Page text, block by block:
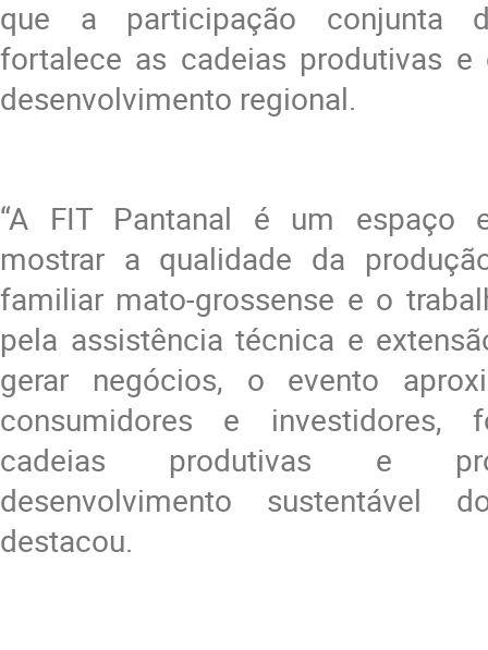
que a participação conjunta
fortalece as cadeias produtivas e
desenvolvimento regional.
“A FIT Pantanal é um espaço
mostrar a qualidade da
familiar mato-grossense e o
pela assistência técnica e
gerar negócios, o evento
consumidores e investidores,
cadeias produtivas e
desenvolvimento sustentável
destacou.